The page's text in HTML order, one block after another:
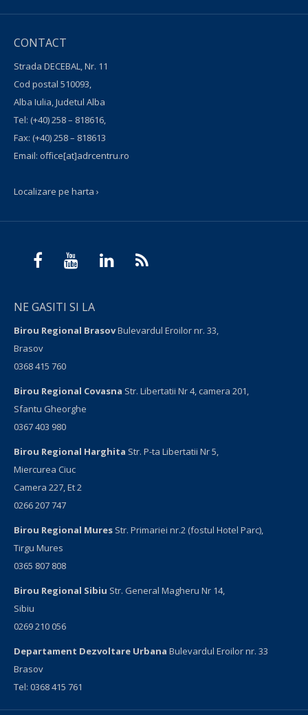
CONTACT
Strada DECEBAL, Nr. 11
Cod postal 510093,
Alba Iulia, Judetul Alba
Tel: (+40) 258 – 818616,
Fax: (+40) 258 – 818613
Email: office[at]adrcentru.ro
Localizare pe harta ›
NE GASITI SI LA
Birou Regional BrasovBulevardul Eroilor nr. 33,
Brasov
0368 415 760
Birou Regional Covasna Str. Libertatii Nr 4, camera 201,
Sfantu Gheorghe
0367 403 980
Birou Regional Harghita Str. P-ta Libertatii Nr 5,
Miercurea Ciuc
Camera 227, Et 2
0266 207 747
Birou Regional Mures Str. Primariei nr.2 (fostul Hotel Parc),
Tirgu Mures
0365 807 808
Birou Regional Sibiu Str. General Magheru Nr 14,
Sibiu
0269 210 056
Departament Dezvoltare Urbana Bulevardul Eroilor nr. 33
Brasov
Tel: 0368 415 761